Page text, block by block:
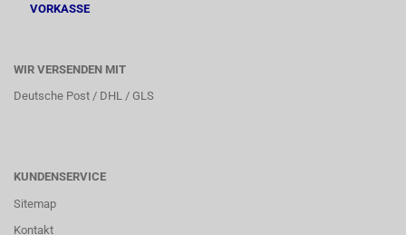
VORKASSE
WIR VERSENDEN MIT
Deutsche Post / DHL / GLS
KUNDENSERVICE
Sitemap
Kontakt